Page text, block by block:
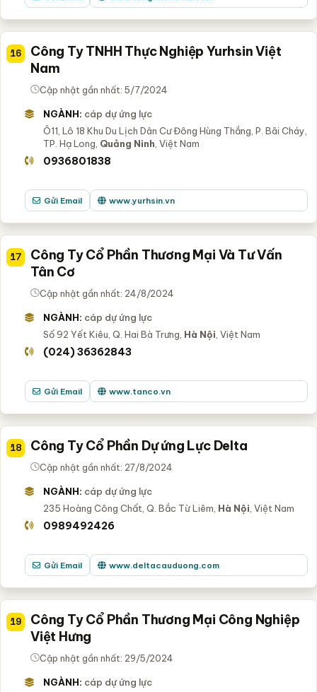
16
Công Ty TNHH Thực Nghiệp Yurhsin Việt
Nam
Cập nhật gần nhất: 5/7/2024
NGÀNH: cáp dự ứng lực
Ô11, Lô 18 Khu Du Lịch Dân Cư Đông Hùng Thắng, P. Bãi Cháy,
TP. Hạ Long, Quảng Ninh , Việt Nam
0936801838
Gửi Email www.yurhsin.vn
17
Công Ty Cổ Phần Thương Mại Và Tư Vấn
Tân Cơ
Cập nhật gần nhất: 24/8/2024
NGÀNH: cáp dự ứng lực
Số 92 Yết Kiêu, Q. Hai Bà Trưng, Hà Nội , Việt Nam
(024) 36362843
Gửi Email www.tanco.vn
18 Công Ty Cổ Phần Dự ứng Lực Delta
Cập nhật gần nhất: 27/8/2024
NGÀNH: cáp dự ứng lực
235 Hoàng Công Chất, Q. Bắc Từ Liêm, Hà Nội , Việt Nam
0989492426
Gửi Email www.deltacauduong.com
19
Công Ty Cổ Phần Thương Mại Công Nghiệp
Việt Hưng
Cập nhật gần nhất: 29/5/2024
NGÀNH: cáp dự ứng lực